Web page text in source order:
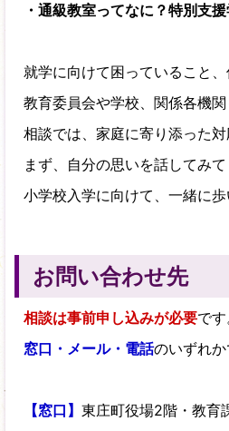
・通級教室ってなに？特別支
就学に向けて困っていること、
教育委員会や学校、関係各機
相談では、家庭に寄り添った対
まず、自分の思いを話してみて
小学校入学に向けて、一緒に歩
お問い合わせ先
相談は事前申し込みが必要です
窓口・メール・電話のいずれか
【窓口】 東庄町役場2階・教育